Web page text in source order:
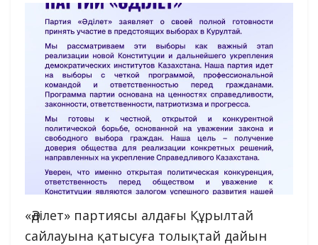
«Әділет» партиясы алдағы Құрылтай
сайлауына қатысуға толықтай дайын